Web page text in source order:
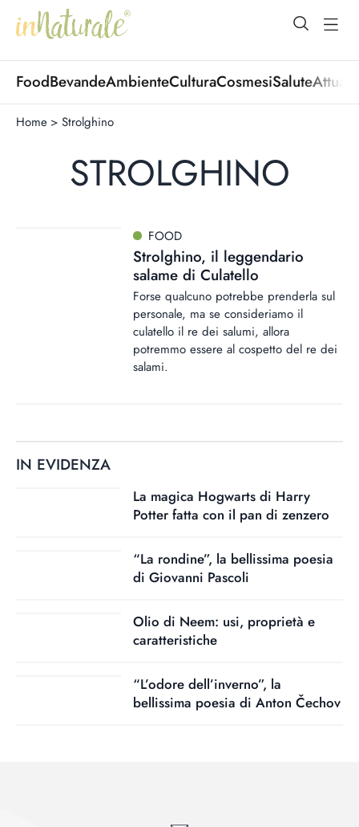
open
FoodBevandeAmbienteCulturaCosmesiSalute
Home > Strolghino
STROLGHINO
FOOD
Strolghino, il leggendario
salame di Culatello
Forse qualcuno potrebbe prenderla sul
personale, ma se consideriamo il
culatello il re dei salumi, allora
potremmo essere al cospetto del re dei
salami.
IN EVIDENZA
La magica Hogwarts di Harry
Potter fatta con il pan di zenzero
“La rondine”, la bellissima poesia
di Giovanni Pascoli
Olio di Neem: usi, proprietà e
caratteristiche
“L’odore dell’inverno”, la
bellissima poesia di Anton Čechov